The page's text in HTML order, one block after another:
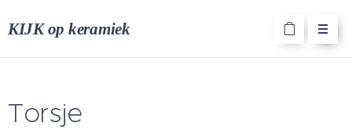
KIJK op keramiek
Torsje